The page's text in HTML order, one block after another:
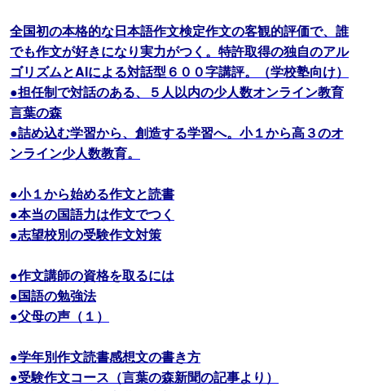
全国初の本格的な日本語作文検定作文の客観的評価で、誰
でも作文が好きになり実力がつく。特許取得の独自のアル
ゴリズムとAIによる対話型６００字講評。（学校塾向け）
●担任制で対話のある、５人以内の少人数オンライン教育
言葉の森
●詰め込む学習から、創造する学習へ。小１から高３のオ
ンライン少人数教育。
●小１から始める作文と読書
●本当の国語力は作文でつく
●志望校別の受験作文対策
●作文講師の資格を取るには
●国語の勉強法
●父母の声（１）
●学年別作文読書感想文の書き方
●受験作文コース（言葉の森新聞の記事より）